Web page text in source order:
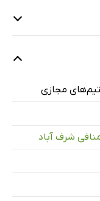
98 دقیقه
مجازی
شرف آباد